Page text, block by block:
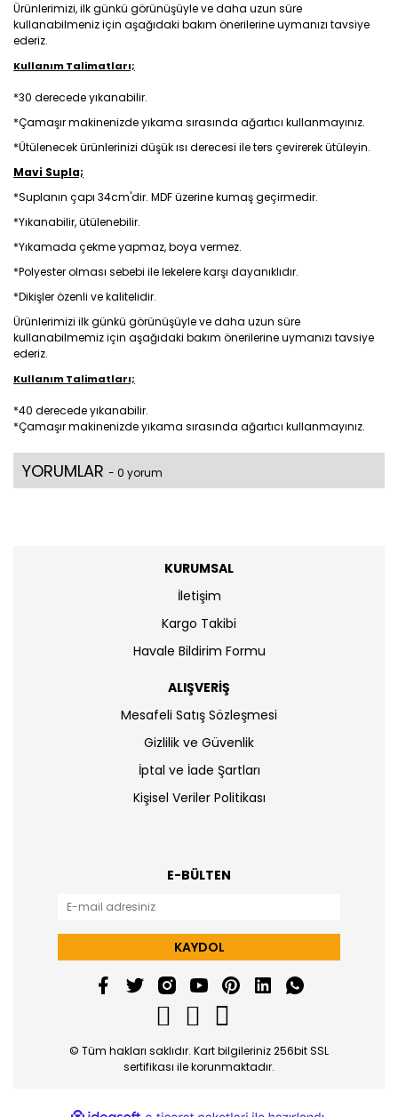
Ürünlerimizi, ilk günkü görünüşüyle ve daha uzun süre
kullanabilmeniz için aşağıdaki bakım önerilerine uymanızı tavsiye
ederiz.
Kullanım Talimatları;
*30 derecede yıkanabilir.
*Çamaşır makinenizde yıkama sırasında ağartıcı kullanmayınız.
*Ütülenecek ürünlerinizi düşük ısı derecesi ile ters çevirerek ütüleyin.
Mavi Supla;
*Suplanın çapı 34cm'dir. MDF üzerine kumaş geçirmedir.
*Yıkanabilir, ütülenebilir.
*Yıkamada çekme yapmaz, boya vermez.
*Polyester olması sebebi ile lekelere karşı dayanıklıdır.
*Dikişler özenli ve kalitelidir.
Ürünlerimizi ilk günkü görünüşüyle ve daha uzun süre
kullanabilmemiz için aşağıdaki bakım önerilerine uymanızı tavsiye
ederiz.
Kullanım Talimatları;
*40 derecede yıkanabilir.
*Çamaşır makinenizde yıkama sırasında ağartıcı kullanmayınız.
YORUMLAR - 0 yorum
KURUMSAL
İletişim
Kargo Takibi
Havale Bildirim Formu
ALIŞVERİŞ
Mesafeli Satış Sözleşmesi
Gizlilik ve Güvenlik
İptal ve İade Şartları
Kişisel Veriler Politikası
E-BÜLTEN
KAYDOL
© Tüm hakları saklıdır. Kart bilgileriniz 256bit SSL
sertifikası ile korunmaktadır.